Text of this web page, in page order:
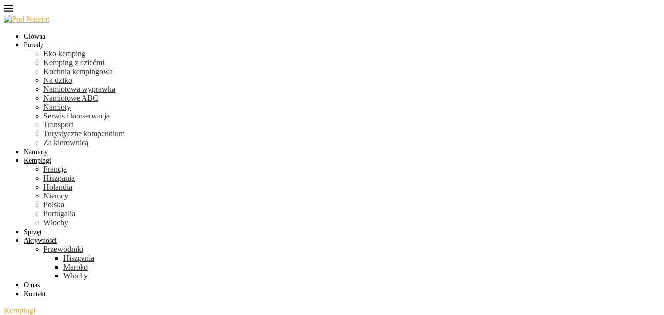
Główna
Porady
Eko kemping
Kemping z dziećmi
Kuchnia kempingowa
Na dziko
Namiotowa wyprawka
Namiotowe ABC
Namioty
Serwis i konserwacja
Transport
Turystyczne kompendium
Za kierownicą
Namioty
Kempingi
Francja
Hiszpania
Holandia
Niemcy
Polska
Portugalia
Włochy
Sprzęt
Aktywności
Przewodniki
Hiszpania
Maroko
Włochy
O nas
Kontakt
Kempingi